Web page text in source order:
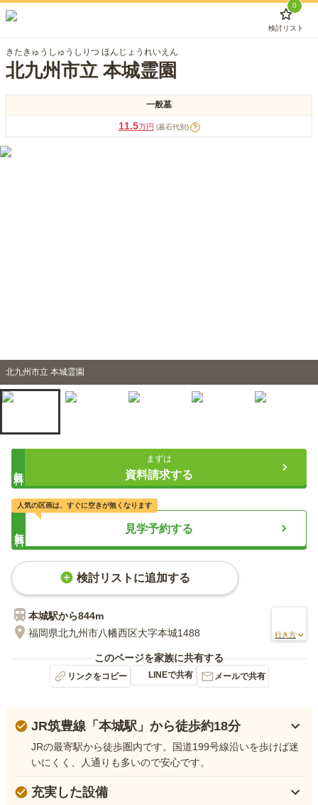
0
検討リスト
きたきゅうしゅうしりつ ほんじょうれいえん
北九州市立 本城霊園
一般墓
11.5万円 (墓石代別) ?
北九州市立 本城霊園
まずは
資料請求する
見学予約する
人気の区画は、すぐに空きが無くなります
検討リストに追加する
本城駅から844m
福岡県北九州市八幡西区大字本城1488
行き方
このページを家族に共有する
リンクをコピー LINEで共有 メールで共有
JR筑豊線「本城駅」から徒歩約18分
JRの最寄駅から徒歩圏内です。国道199号線沿いを歩けば迷
いにくく、人通りも多いので安心です。
充実した設備